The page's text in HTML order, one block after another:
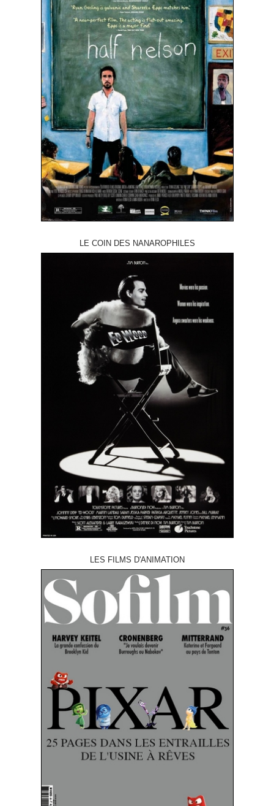
LE COIN DES NANAROPHILES
LES FILMS D'ANIMATION